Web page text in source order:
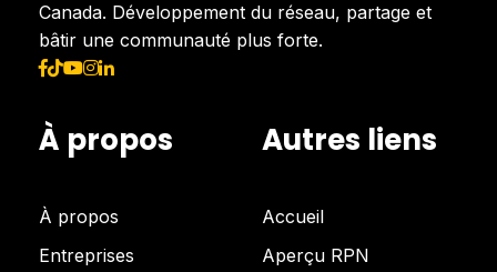
Canada. Développement du réseau, partage et
bâtir une communauté plus forte.
À propos
À propos
Entreprises
Autres liens
Accueil
Aperçu RPN